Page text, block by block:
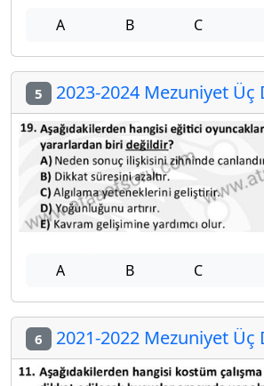
A B C
5 2023-2024 Mezuniyet Üç
A B C
6 2021-2022 Mezuniyet Üç